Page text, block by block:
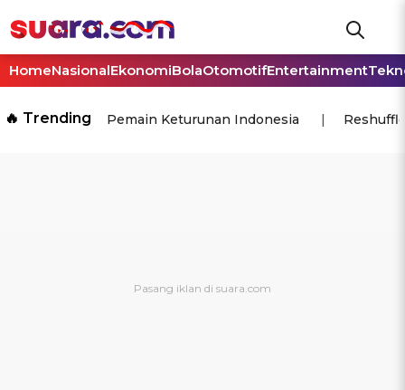
HomeNasionalEkonomiBolaOtomotifEntertainment
🔥 Trending Pemain Keturunan Indonesia